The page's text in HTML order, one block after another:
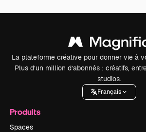
La plateforme créative pour donner vie à
Plus d’un million d’abonnés : créatifs,
studios.
Français
Produits
Spaces